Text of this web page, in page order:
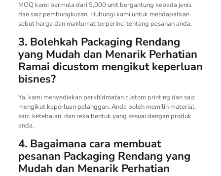
MOQ kami bermula dari 5,000 unit bergantung kepada jenis
dan saiz pembungkusan. Hubungi kami untuk mendapatkan
sebut harga dan maklumat terperinci tentang pesanan anda.
3. Bolehkah Packaging Rendang
yang Mudah dan Menarik Perhatian
Ramai dicustom mengikut keperluan
bisnes?
Ya, kami menyediakan perkhidmatan custom printing dan saiz
mengikut keperluan pelanggan. Anda boleh memilih material,
saiz, ketebalan, dan reka bentuk yang sesuai dengan produk
anda.
4. Bagaimana cara membuat
pesanan Packaging Rendang yang
Mudah dan Menarik Perhatian